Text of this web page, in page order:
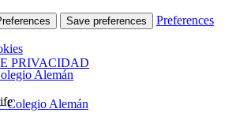
Save preferences Preferences
PRIVACIDAD
Alemán